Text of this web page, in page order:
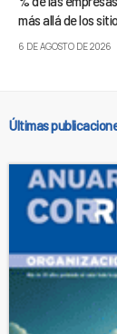
más allá de los
6 DE AGOSTO DE 2026
Últimas